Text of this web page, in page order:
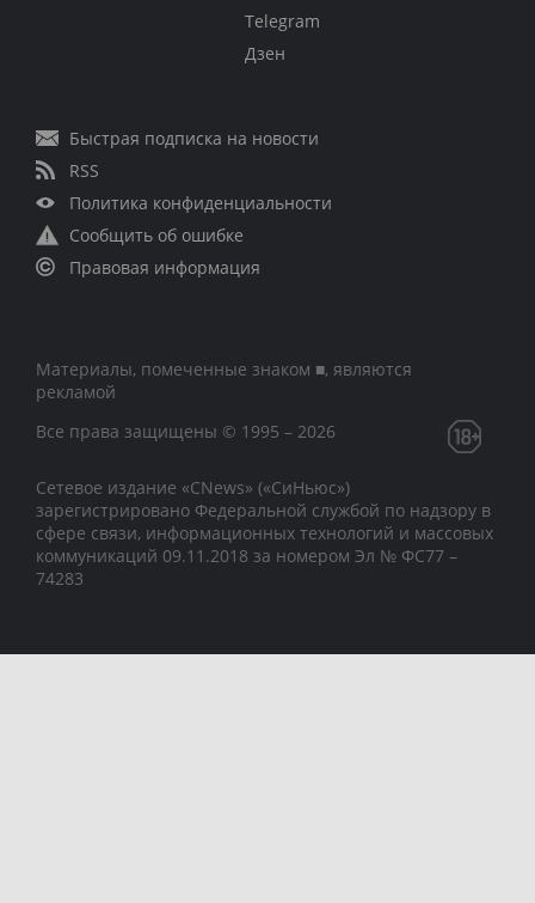
Telegram
Дзен
Быстрая подписка на новости
RSS
Политика конфиденциальности
Сообщить об ошибке
Правовая информация
Материалы, помеченные знаком ■, являются
рекламой
Все права защищены © 1995 – 2026
Сетевое издание «CNews» («СиНьюс»)
зарегистрировано Федеральной службой по надзору в
сфере связи, информационных технологий и массовых
коммуникаций 09.11.2018 за номером Эл № ФС77 –
74283